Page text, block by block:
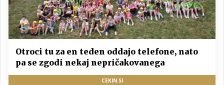
Otroci tu za en teden oddajo telefone, nato
pa se zgodi nekaj nepričakovanega
CEKIN.SI